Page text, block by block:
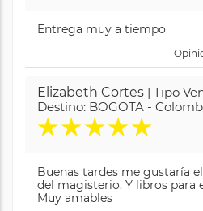
Entrega muy a tiempo
Elizabeth Cortes | Tipo
Destino: BOGOTA -
★★★★★
Buenas tardes me gustaría
del magisterio. Y libros para
Muy amables